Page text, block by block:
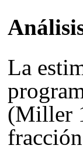
La
(Miller